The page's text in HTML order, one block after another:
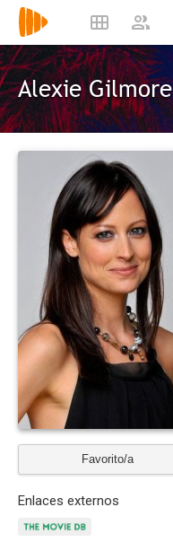
Alexie Gilmore
Favorito/a
Enlaces externos